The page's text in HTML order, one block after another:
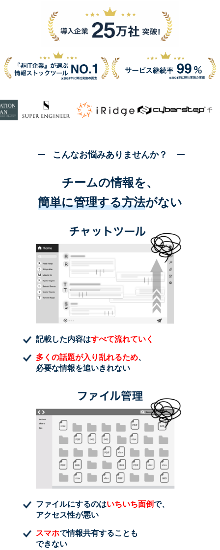
こんなお悩みありませんか？
チームの情報を、
簡単に管理する方法がない
記載した内容はすべて流れていく
多くの話題が入り乱れるため、
必要な情報を追いきれない
ファイルにするのはいちいち面倒で、
アクセス性が悪い
スマホで情報共有することも
できない